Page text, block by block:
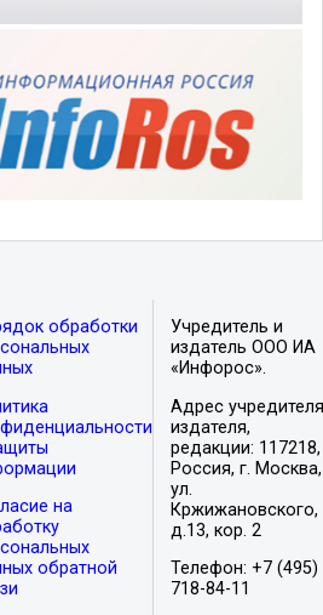
обработки
на
обратной
Учредитель и
издатель ООО ИА
«Инфорос».
Адрес
издателя,
редакции: 117218,
Россия, г. Москва,
ул.
Кржижановского,
д.13, кор. 2
Телефон: +7 (495)
718-84-11